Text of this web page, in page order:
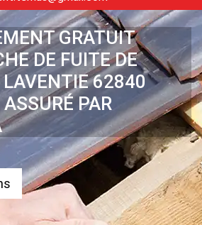
GRATUIT
DE FUITE DE
LAVENTIE 62840
PAR